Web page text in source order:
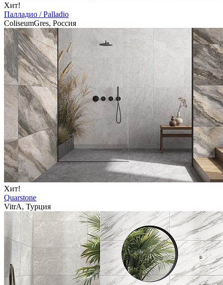
Хит!
Палладио / Palladio
ColiseumGres, Россия
Хит!
Quarstone
VitrA, Турция